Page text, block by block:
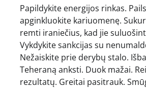
Papildykite energijos rinkas.
apginkluokite kariuomenę.
remti iraniečius, kad jie
Vykdykite sankcijas su
Nežaiskite prie derybų stalo.
Teheraną anksti. Duok mažai.
rezultatų. Greitai pasitrauk.